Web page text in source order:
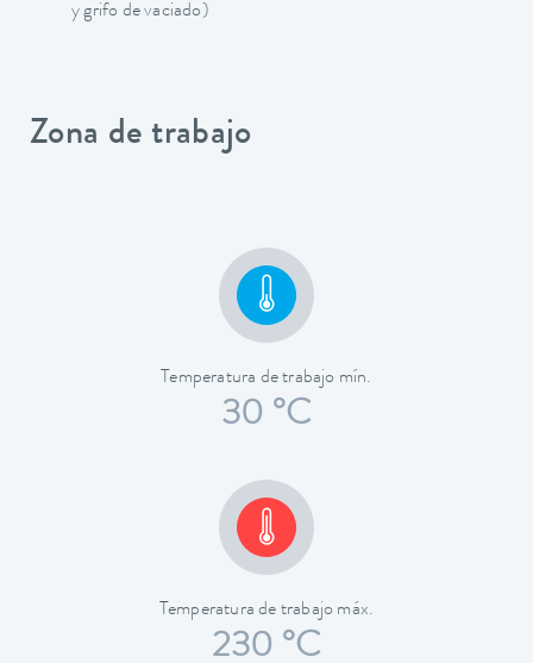
y grifo de vaciado)
Zona de trabajo
Temperatura de trabajo mín.
30 °C
Temperatura de trabajo máx.
230 °C